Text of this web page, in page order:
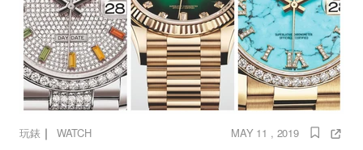
玩錶 ｜ WATCH MAY 11 , 2019